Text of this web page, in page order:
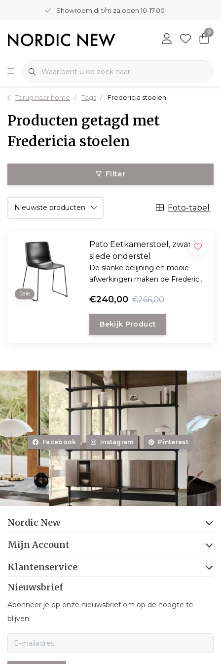
Showroom di t/m za open 10-17.00
0
Terug naar home Tags Fredericia stoelen
Producten getagd met
Fredericia stoelen
Filter
Foto-tabel
Sale
Pato Eetkamerstoel, zwart
slede onderstel
De slanke belijning en mooie
afwerkingen maken de Fredericia
moderne huis.
€240,00 €266,00
Bekijk Product
Facebook Instagram Pinterest
Nordic New
Mijn Account
Klantenservice
Nieuwsbrief
Abonneer je op onze nieuwsbrief om op de hoogte te
blijven.